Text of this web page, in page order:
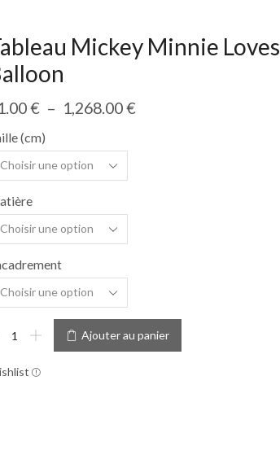
Mickey Minnie Loves
€ – 1,268.00€
(cm)
Ajouter au panier